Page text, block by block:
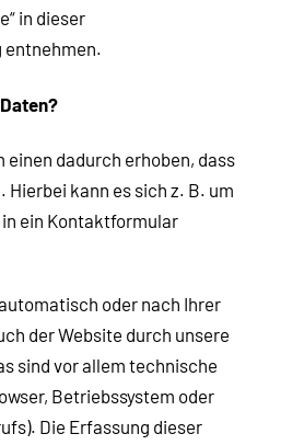
in dieser
einen dadurch erhoben, dass
Hierbei kann es sich z. B. um
ein Kontaktformular
oder nach Ihrer
der Website durch unsere
sind vor allem technische
Betriebssystem oder
Die Erfassung dieser